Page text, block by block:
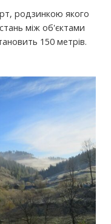
родзинкою якого
між об'єктами
150 метрів.